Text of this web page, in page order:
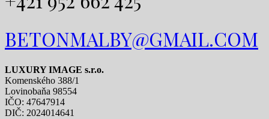
BETONMALBY@GMAIL.COM
LUXURY IMAGE s.r.o.
Komenského 388/1
Lovinobaňa 98554
IČO: 47647914
DIČ: 2024014641